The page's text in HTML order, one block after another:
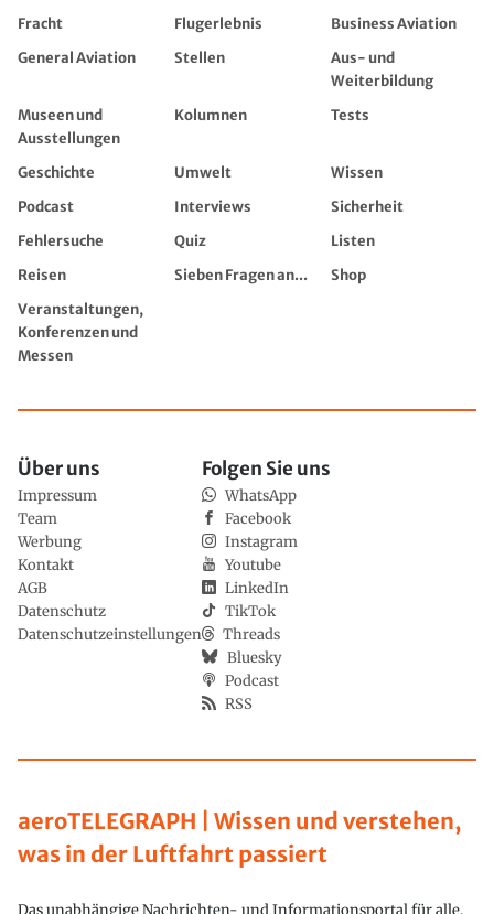
Fracht
Flugerlebnis
Business Aviation
General Aviation
Stellen
Aus- und
Weiterbildung
Museen und
Ausstellungen
Kolumnen Tests
Geschichte Umwelt
Wissen
Podcast
Interviews
Sicherheit
Fehlersuche
Quiz
Listen
Reisen
Sieben Fragen an...
Shop
Veranstaltungen,
Konferenzen und
Messen
aeroTELEGRAPH | Wissen und verstehen,
was in der Luftfahrt passiert
Das unabhängige Nachrichten- und Informationsportal für alle,
Über uns
Impressum
Team
Werbung
Kontakt
AGB
Datenschutz
Datenschutzeinstellungen
Folgen Sie uns
WhatsApp
Facebook
Instagram
Youtube
LinkedIn
TikTok
Threads
Bluesky
Podcast
RSS